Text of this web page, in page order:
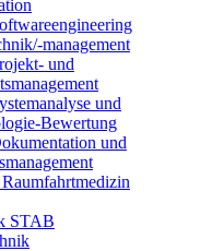
management
und
und
Bewertung
und
STAB